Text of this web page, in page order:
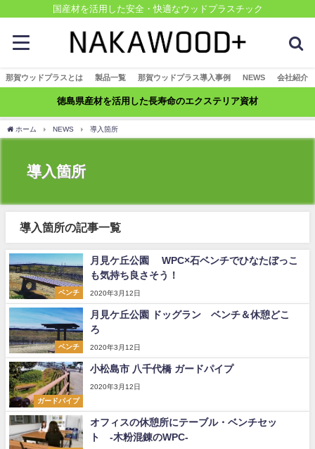
国産材を活用した安全・快適なウッドプラスチック
那賀ウッドプラスとは 製品一覧 那賀ウッドプラス導入事例 NEWS 会社紹介
徳島県産材を活用した長寿命のエクステリア資材
ホーム NEWS 導入箇所
導入箇所
導入箇所の記事一覧
ベンチ
月見ケ丘公園 WPC×石ベンチでひなたぼっこ
も気持ち良さそう！
2020年3月12日
ベンチ
月見ケ丘公園 ドッグラン ベンチ＆休憩どこ
ろ
2020年3月12日
ガードパイプ
小松島市 八千代橋 ガードパイプ
2020年3月12日
オフィスの休憩所にテーブル・ベンチセッ
ト -木粉混錬のWPC-